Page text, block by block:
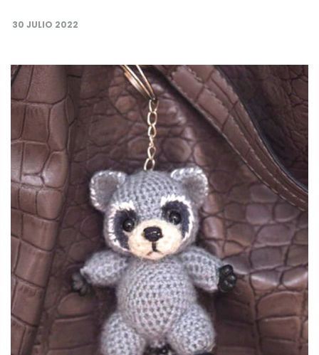
30 JULIO 2022